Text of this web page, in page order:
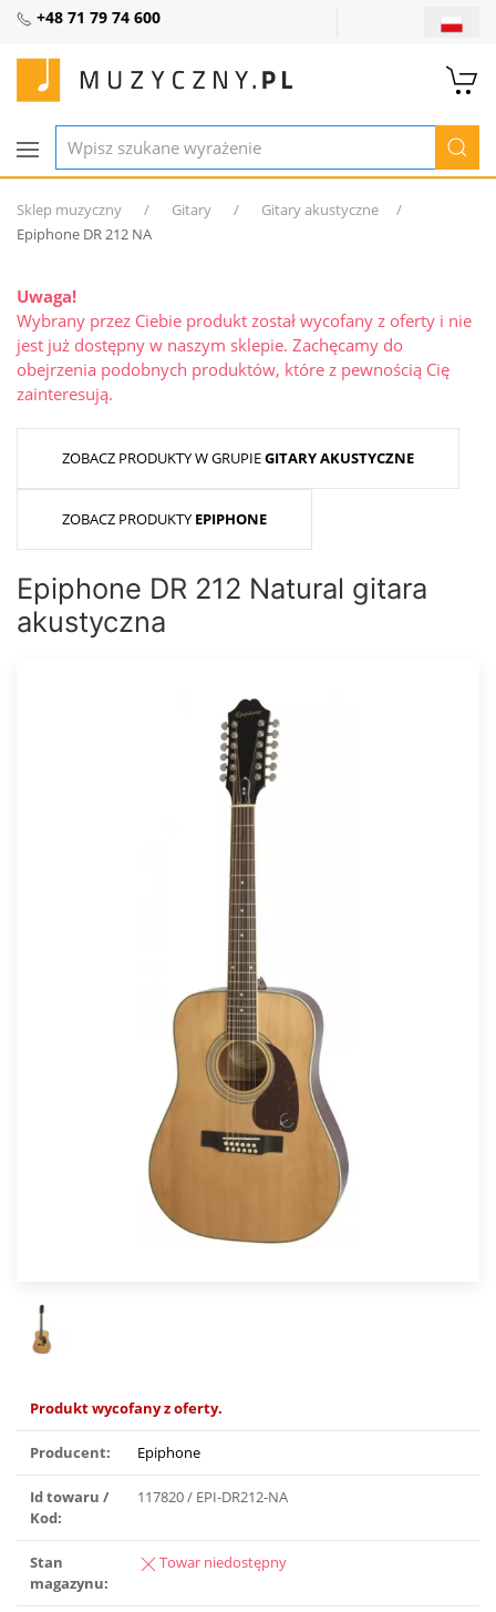
+48 71 79 74 600
Sklep muzyczny Gitary
Gitary akustyczne
Epiphone DR 212 NA
Uwaga!
Wybrany przez Ciebie produkt został wycofany z oferty i nie
jest już dostępny w naszym sklepie. Zachęcamy do
obejrzenia podobnych produktów, które z pewnością Cię
zainteresują.
ZOBACZ PRODUKTY W GRUPIEGITARY AKUSTYCZNE
ZOBACZ PRODUKTY EPIPHONE
Epiphone DR 212 Natural gitara
akustyczna
Produkt wycofany z oferty.
Producent: Epiphone
Id towaru /
Kod:
117820 / EPI-DR212-NA
Stan
magazynu:
Towar niedostępny